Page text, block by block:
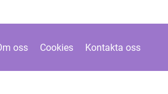
oss Cookies Kontakta oss